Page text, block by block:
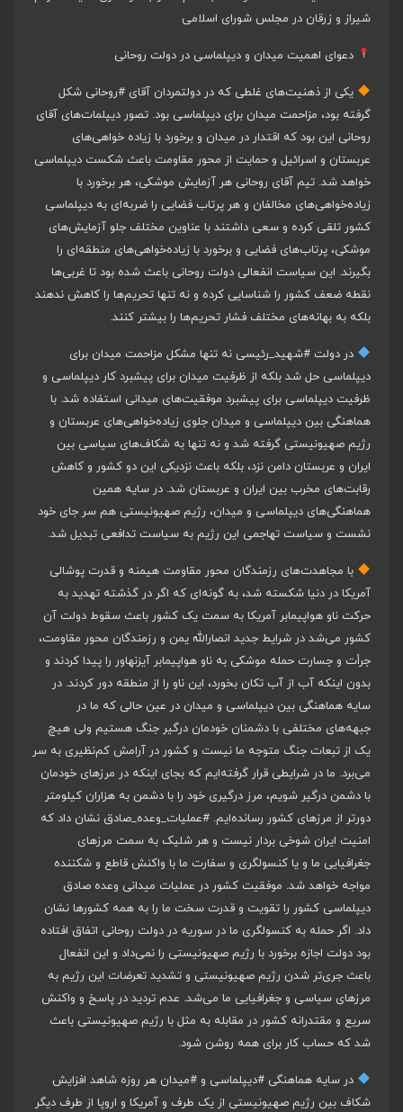
شیراز و زرقان در مجلس شورای اسلامی
دعوای اهمیت میدان و دیپلماسی در دولت روحانی
یکی از ذهنیت‌های غلطی که در دولتمردان آقای #روحانی شکل
گرفته بود، مزاحمت میدان برای دیپلماسی بود. تصور دیپلمات‌های آقای
روحانی این بود که اقتدار در میدان و برخورد با زیاده خواهی‌های
عربستان و اسرائیل و حمایت از محور مقاومت باعث شکست دیپلماسی
خواهد شد. تیم آقای روحانی هر آزمایش موشکی، هر برخورد با
زیاده‌خواهی‌های مخالفان و هر پرتاب فضایی را ضربه‌ای به دیپلماسی
کشور تلقی کرده و سعی داشتند با عناوین مختلف جلو آزمایش‌های
موشکی، پرتاب‌های فضایی و برخورد با زیاده‌خواهی‌های منطقه‌ای را
بگیرند. این سیاست انفعالی دولت روحانی باعث شده بود تا غربی‌ها
نقطه ضعف کشور را شناسایی کرده و نه تنها تحریم‌ها را کاهش ندهند
بلکه به بهانه‌های مختلف فشار تحریم‌ها را بیشتر کنند.
در دولت #شهید_رئیسی نه تنها مشکل مزاحمت میدان برای
دیپلماسی حل شد بلکه از ظرفیت میدان برای پیشبرد کار دیپلماسی و
ظرفیت دیپلماسی برای پیشبرد موفقیت‌های میدانی استفاده شد. با
هماهنگی بین دیپلماسی و میدان جلوی زیاده‌خواهی‌های عربستان و
رژیم صهیونیستی گرفته شد و نه تنها به شکاف‌های سیاسی بین
ایران و عربستان دامن نزد، بلکه باعث نزدیکی این دو کشور و کاهش
رقابت‌های مخرب بین ایران و عربستان شد. در سایه همین
هماهنگی‌های دیپلماسی و میدان، رژیم صهیونیستی هم سر جای خود
نشست و سیاست تهاجمی این رژیم به سیاست تدافعی تبدیل شد.
با مجاهدت‌های رزمندگان محور مقاومت هیمنه و قدرت پوشالی
آمریکا در دنیا شکسته شد، به گونه‌ای که اگر در گذشته تهدید به
حرکت ناو هواپیمابر آمریکا به سمت یک کشور باعث سقوط دولت آن
کشور می‌شد در شرایط جدید انصارالله یمن و رزمندگان محور مقاومت،
جرأت و جسارت حمله موشکی به ناو هواپیمابر آیزنهاور را پیدا کردند و
بدون اینکه آب از آب تکان بخورد، این ناو را از منطقه دور کردند. در
سایه هماهنگی بین دیپلماسی و میدان در عین حالی که ما در
جبهه‌های مختلفی با دشمنان خودمان درگیر جنگ هستیم ولی هیچ
یک از تبعات جنگ متوجه ما نیست و کشور در آرامش کم‌نظیری به سر
می‌برد. ما در شرایطی قرار گرفته‌ایم که بجای اینکه در مرزهای خودمان
با دشمن درگیر شویم، مرز درگیری خود را با دشمن به هزاران کیلومتر
دورتر از مرزهای کشور رسانده‌ایم. #عملیات_وعده_صادق نشان داد که
امنیت ایران شوخی بردار نیست و هر شلیک به سمت مرزهای
جغرافیایی ما و یا کنسولگری و سفارت ما با واکنش قاطع و شکننده
مواجه خواهد شد. موفقیت کشور در عملیات میدانی وعده صادق
دیپلماسی کشور را تقویت و قدرت سخت ما را به همه کشورها نشان
داد. اگر حمله به کنسولگری ما در سوریه در دولت روحانی اتفاق افتاده
بود دولت اجازه برخورد با رژیم صهیونیستی را نمی‌داد و این انفعال
باعث جری‌تر شدن رژیم صهیونیستی و تشدید تعرضات این رژیم به
مرزهای سیاسی و جغرافیایی ما می‌شد. عدم تردید در پاسخ و واکنش
سریع و مقتدرانه کشور در مقابله به مثل با رژیم صهیونیستی باعث
شد که حساب کار برای همه روشن شود.
در سایه هماهنگی #دیپلماسی و #میدان هر روزه شاهد افزایش
شکاف بین رژیم صهیونیستی از یک طرف و آمریکا و اروپا از طرف دیگر